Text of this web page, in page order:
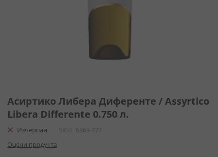
към
началото
на
галерия
снимки
Асиртико Либера Диференте / Assyrtico
Libera Differente 0.750 л.
Изчерпан SKU
6869-777
Оцени продукта